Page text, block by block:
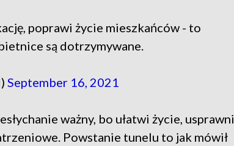
poprawi życie mieszkańców - to
są dotrzymywane.
September 16, 2021
ważny, bo ułatwi życie, usprawni
Powstanie tunelu to jak mówił